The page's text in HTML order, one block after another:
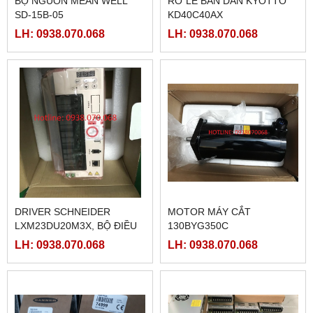
SD-15B-05
LH: 0938.070.068
KD40C40AX
LH: 0938.070.068
DRIVER SCHNEIDER
LXM23DU20M3X, BỘ ĐIỀU
KHIỂN SERVO
LH: 0938.070.068
MOTOR MÁY CẮT
130BYG350C
LH: 0938.070.068